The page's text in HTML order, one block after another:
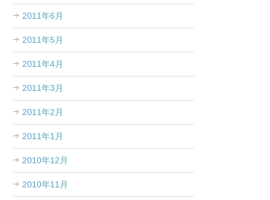
2011年6月
2011年5月
2011年4月
2011年3月
2011年2月
2011年1月
2010年12月
2010年11月